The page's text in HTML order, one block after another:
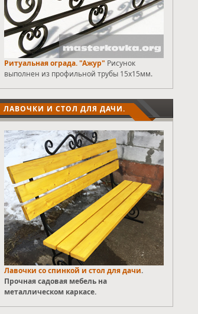
Ритуальная ограда. "Ажур" Рисунок
выполнен из профильной трубы 15х15мм.
ЛАВОЧКИ И СТОЛ ДЛЯ ДАЧИ.
Лавочки со спинкой и стол для дачи.
Прочная садовая мебель на
металлическом каркасе.